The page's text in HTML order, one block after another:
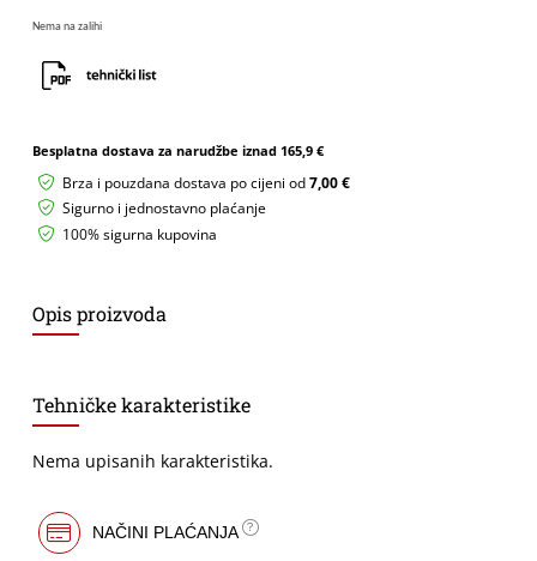
Nema na zalihi
Besplatna dostava za narudžbe iznad 165,9 €
Brza i pouzdana dostava po cijeni od7,00 €
Sigurno i jednostavno plaćanje
100% sigurna kupovina
Opis proizvoda
Tehničke karakteristike
Nema upisanih karakteristika.
NAČINI PLAĆANJA